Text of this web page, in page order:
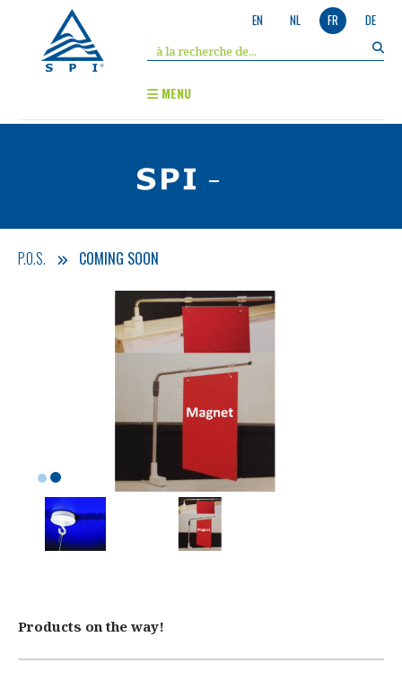
EN NL FR DE
MENU
-
P.O.S. COMING SOON
Products on the way!